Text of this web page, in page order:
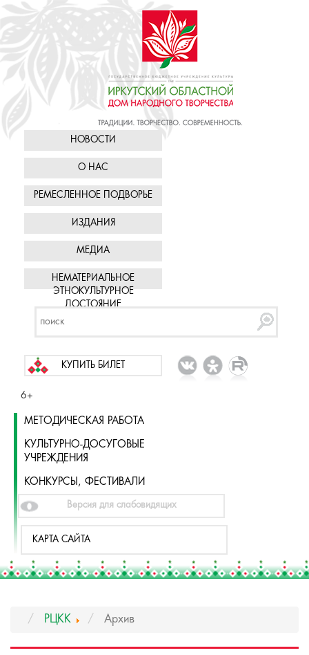
НОВОСТИ
О НАС
РЕМЕСЛЕННОЕ ПОДВОРЬЕ
ИЗДАНИЯ
МЕДИА
НЕМАТЕРИАЛЬНОЕ
ЭТНОКУЛЬТУРНОЕ
ДОСТОЯНИЕ
КУПИТЬ БИЛЕТ
6+
МЕТОДИЧЕСКАЯ РАБОТА
КУЛЬТУРНО-ДОСУГОВЫЕ
УЧРЕЖДЕНИЯ
КОНКУРСЫ, ФЕСТИВАЛИ
Версия для слабовидящих
КАРТА САЙТА
РЦКК Архив